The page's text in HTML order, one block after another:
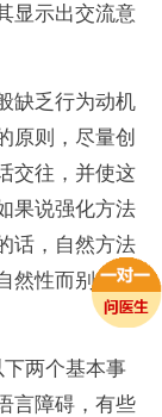
显示出交流意
缺乏行为动机
原则，尽量创
交往，并使这
果说强化方法
话，自然方法
然性而别树一
两个基本事
言障碍，有些